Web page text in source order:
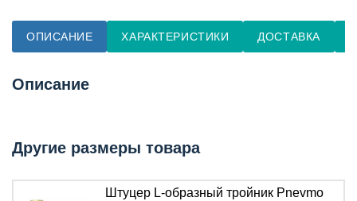
ОПИСАНИЕ ХАРАКТЕРИСТИКИ ДОСТАВКА
Описание
Другие размеры товара
Штуцер L-образный тройник Pnevmo